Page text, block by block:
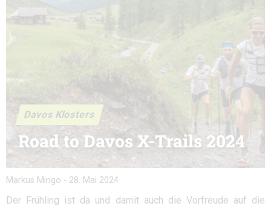
Davos Klosters
Road to Davos X-Trails 2024
Markus Mingo - 28. Mai 2024
Der Frühling ist da und damit auch die Vorfreude auf die